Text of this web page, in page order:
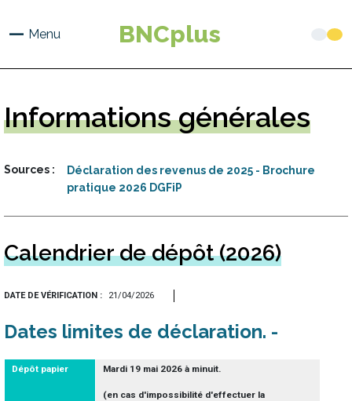
principal
Menu BNCplus
Informationsgénérales
Sources
Déclaration des revenus de 2025 - Brochure
pratique 2026 DGFiP
Calendrier de dépôt (2026)
DATE DE VÉRIFICATION 21/04/2026
Dates limites de déclaration
Dépôt papier Mardi 19 mai 2026 à minuit.
(en cas d'impossibilité d'effectuer la